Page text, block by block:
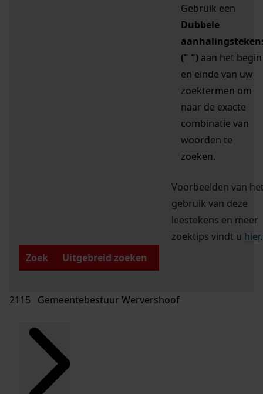
Gebruik een
Dubbele
(" ") aan het begin
en einde van uw
zoektermen om
naar de exacte
combinatie van
woorden te
zoeken.
Voorbeelden van
gebruik van deze
leestekens en meer
zoektips vindt u hier.
Zoek
Uitgebreid zoeken
2115 Gemeentebestuur Wervershoof